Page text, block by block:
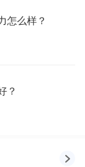
怎么样？
？